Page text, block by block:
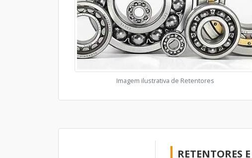
Imagem ilustrativa de Retentores
RETENTORES